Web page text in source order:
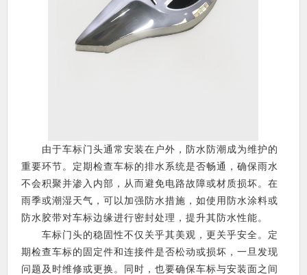
由于车标门头通常安装在户外，防水防潮成为维护的
重要环节。定期检查车标的排水系统是否畅通，确保雨水
不会积聚并渗入内部，从而避免电路故障或材质损坏。在
雨季或潮湿天气，可以加强防水措施，如使用防水涂料或
防水胶带对车标边缘进行密封处理，提升其防水性能。
车标门头的稳固性不仅关乎其美观，更关乎安全。定
期检查车标的固定件和连接件是否松动或损坏，一旦发现
问题及时维修或更换。同时，也要确保车标与安装面之间